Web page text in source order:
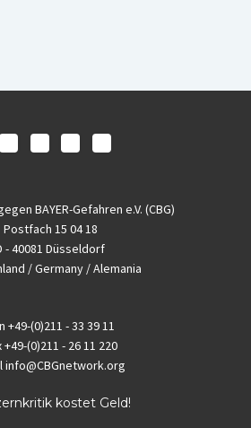
BAYER-Gefahren e.V. (CBG)
Postfach 15 04 18
- 40081 Düsseldorf
/ Germany / Alemania
+49-(0)211 - 33 39 11
+49-(0)211 - 26 11 220
info@CBGnetwork.org
kostet Geld!